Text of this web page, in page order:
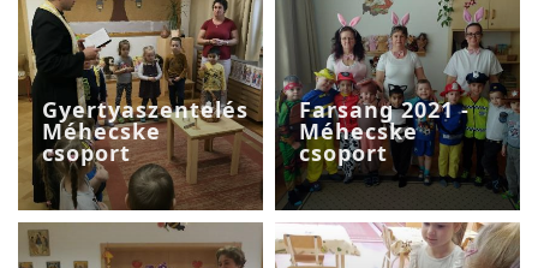
Gyertyaszentelés
Méhecske
csoport
Farsang 2021 -
Méhecske
csoport